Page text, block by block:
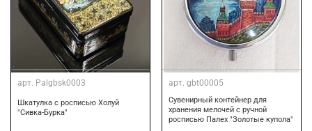
арт. Palgbsk0003
Шкатулка с росписью Холуй
"Сивка-Бурка"
арт. gbt00005
Сувенирный контейнер для
хранения мелочей с ручной
росписью Палех "Золотые купола"